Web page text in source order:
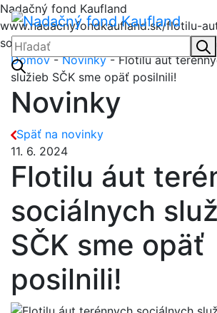
Nadačný fond Kaufland
www.nadacnyfondkaufland.sk/flotilu-
socialnych-sluzieb-sck-sme-opat-
Hľadať:
Domov-Novinky- Flotilu áut
služieb SČK sme opäť posilnili!
Novinky
Späť na novinky
11. 6. 2024
Flotilu áut
sociálnych
SČK sme opäť
posilnili!